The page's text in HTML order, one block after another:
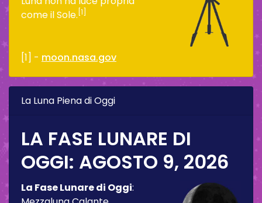
come il Sole. [1]
[1] - moon.nasa.gov
La Luna Piena di Oggi
LA FASE LUNARE DI
OGGI: AGOSTO 9, 2026
La Fase Lunare di Oggi: